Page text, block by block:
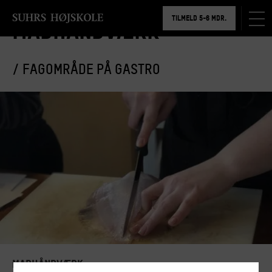
TILMELD 5-6 MDR.
BOOK RUNDVISNING
Madhåndværk
/ FAGOMRÅDE PÅ GASTRO
Madhåndværk